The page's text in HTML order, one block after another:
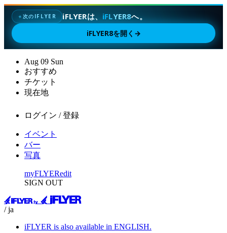
✦ 次のIFLYER iFLYERは、 iFLYER8へ。
iFLYER8を開く →
Aug 09 Sun
おすすめ
チケット
現在地
ログイン / 登録
イベント
バー
写真
myFLYERedit
SIGN OUT
/ ja
iFLYER is also available in ENGLISH.